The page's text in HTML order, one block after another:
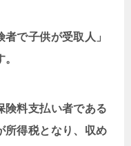
で子供が受取人」
険料支払い者である
所得税となり、収め